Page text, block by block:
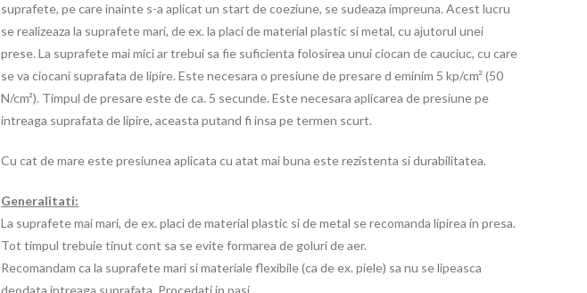
suprafete, pe care inainte s-a aplicat un start de coeziune, se sudeaza impreuna. Acest lucru
se realizeaza la suprafete mari, de ex. la placi de material plastic si metal, cu ajutorul unei
prese. La suprafete mai mici ar trebui sa fie suficienta folosirea unui ciocan de cauciuc, cu care
se va ciocani suprafata de lipire. Este necesara o presiune de presare d eminim 5 kp/cm² (50
N/cm²). Timpul de presare este de ca. 5 secunde. Este necesara aplicarea de presiune pe
intreaga suprafata de lipire, aceasta putand fi insa pe termen scurt.
Cu cat de mare este presiunea aplicata cu atat mai buna este rezistenta si durabilitatea.
Generalitati:
La suprafete mai mari, de ex. placi de material plastic si de metal se recomanda lipirea in presa.
Tot timpul trebuie tinut cont sa se evite formarea de goluri de aer.
Recomandam ca la suprafete mari si materiale flexibile (ca de ex. piele) sa nu se lipeasca
deodata intreaga suprafata. Procedati in pasi.